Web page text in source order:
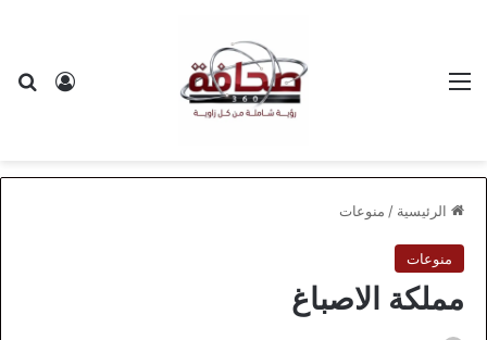
الرئيسية / منوعات
منوعات
مملكة الاصباغ